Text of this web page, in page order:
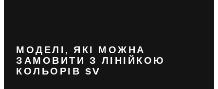
МОДЕЛІ, ЯКІ МОЖНА
ЗАМОВИТИ З ЛІНІЙКОЮ
КОЛЬОРІВ SV